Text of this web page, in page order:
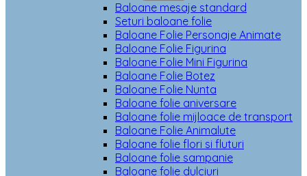
Baloane mesaje standard
Seturi baloane folie
Baloane Folie Personaje Animate
Baloane Folie Figurina
Baloane Folie Mini Figurina
Baloane Folie Botez
Baloane Folie Nunta
Baloane folie aniversare
Baloane folie mijloace de transport
Baloane Folie Animalute
Baloane folie flori si fluturi
Baloane folie sampanie
Baloane folie dulciuri